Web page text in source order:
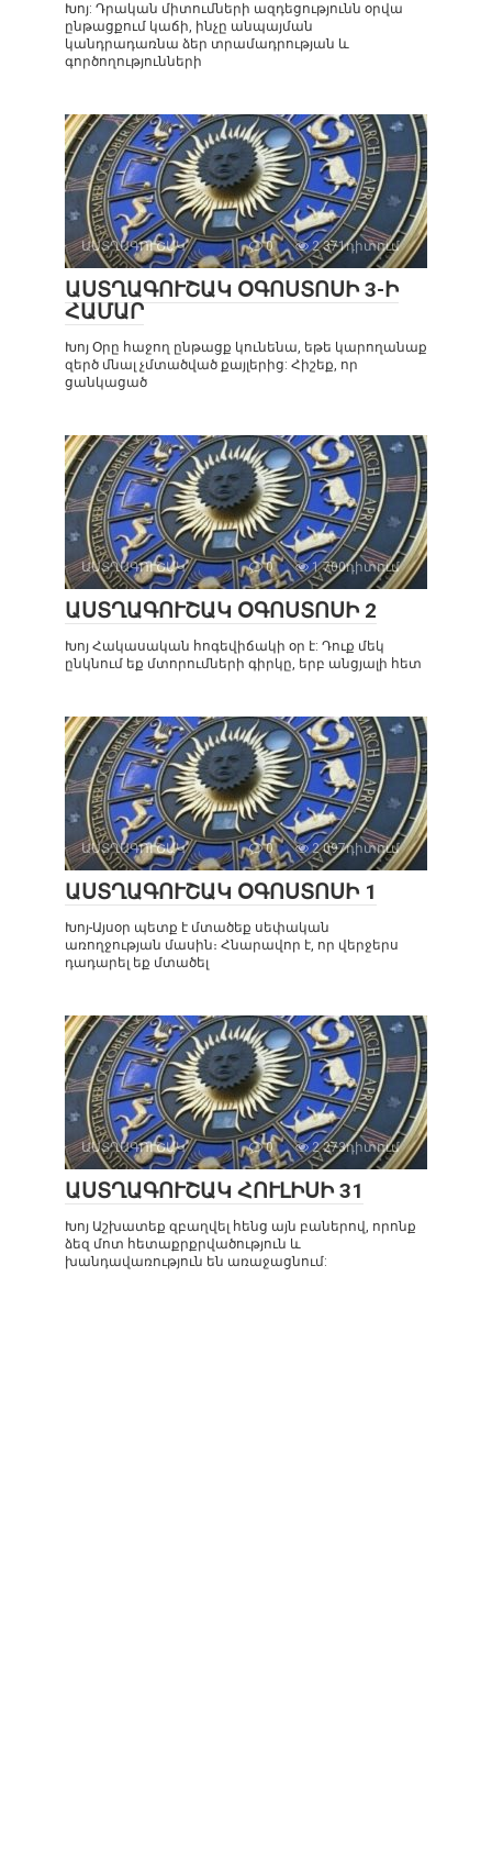
Խոյ: Դրական միտումների ազդեցությունն օրվա
ընթացքում կաճի, ինչը անպայման
կանդրադառնա ձեր տրամադրության և
գործողությունների
ԱՍՏՂԱԳՈՒՇԱԿ 0 2 371դիտում
ԱՍՏՂԱԳՈՒՇԱԿ ՕԳՈՍՏՈՍԻ 3-Ի
ՀԱՄԱՐ
Խոյ Օրը հաջող ընթացք կունենա, եթե կարողանաք
զերծ մնալ չմտածված քայլերից: Հիշեք, որ
ցանկացած
ԱՍՏՂԱԳՈՒՇԱԿ 0 1 700դիտում
ԱՍՏՂԱԳՈՒՇԱԿ ՕԳՈՍՏՈՍԻ 2
Խոյ Հակասական հոգեվիճակի օր է: Դուք մեկ
ընկնում եք մտորումների գիրկը, երբ անցյալի հետ
ԱՍՏՂԱԳՈՒՇԱԿ 0 2 097դիտում
ԱՍՏՂԱԳՈՒՇԱԿ ՕԳՈՍՏՈՍԻ 1
Խոյ-Այսօր պետք է մտածեք սեփական
առողջության մասին։ Հնարավոր է, որ վերջերս
դադարել եք մտածել
ԱՍՏՂԱԳՈՒՇԱԿ 0 2 273դիտում
ԱՍՏՂԱԳՈՒՇԱԿ ՀՈՒԼԻՍԻ 31
Խոյ Աշխատեք զբաղվել հենց այն բաներով, որոնք
ձեզ մոտ հետաքրքրվածություն և
խանդավառություն են առաջացնում: